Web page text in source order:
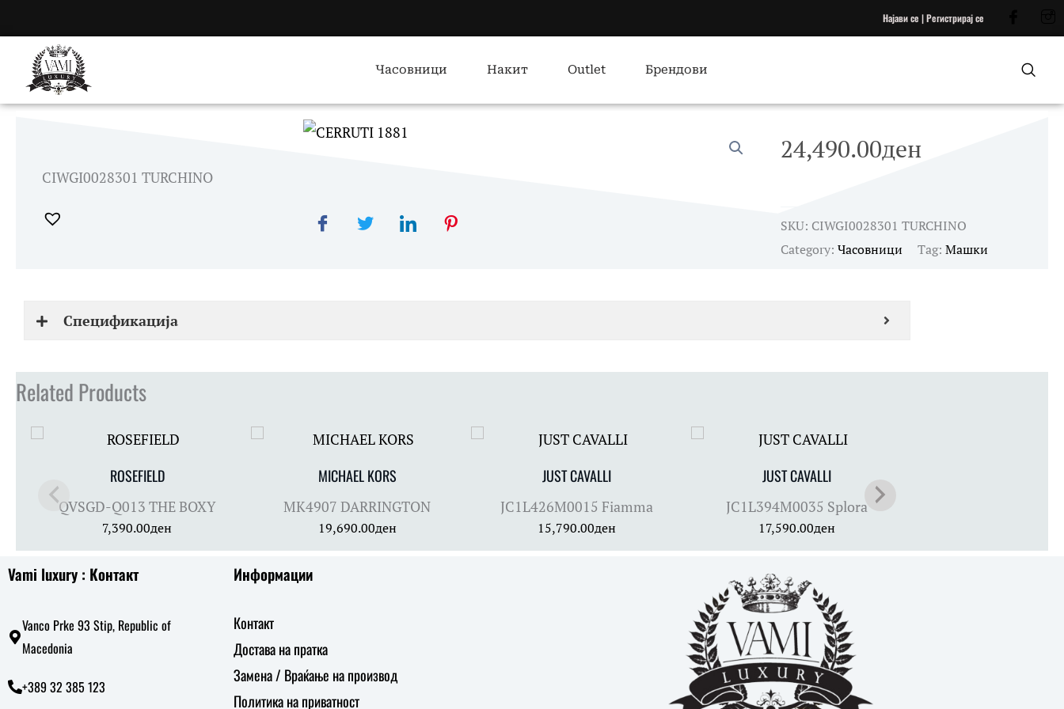
to
content
Најави се | Регистрирај се
Часовници Накит Outlet Брендови
CIWGI0028301 TURCHINO
24,490.00ден
SKU: CIWGI0028301 TURCHINO
Category:Часовници Tag:Машки
Спецификација
Related Products
ROSEFIELD
QVSGD-Q013 THE BOXY
7,390.00ден
MICHAEL KORS
MK4907 DARRINGTON
19,690.00ден
JUST CAVALLI
JC1L426M0015 Fiamma
15,790.00ден
JUST CAVALLI
JC1L394M0035 Splora
17,590.00ден
Vami luxury : Контакт
Vanco Prke 93 Stip, Republic of
Macedonia
+389 32 385 123
Информации
Контакт
Достава на пратка
Замена / Враќање на производ
Политика на приватност